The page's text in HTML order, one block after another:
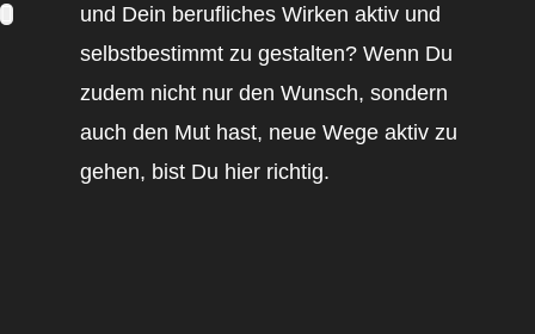
und Dein berufliches Wirken aktiv und
selbstbestimmt zu gestalten? Wenn Du
zudem nicht nur den Wunsch, sondern
auch den Mut hast, neue Wege aktiv zu
gehen, bist Du hier richtig.